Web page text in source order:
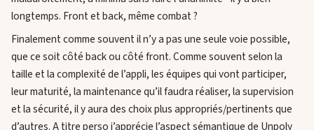
longtemps. Front et back, même combat ?
Finalement comme souvent il n’y a pas une seule voie possible,
que ce soit côté back ou côté front. Comme souvent selon la
taille et la complexité de l’appli, les équipes qui vont participer,
leur maturité, la maintenance qu’il faudra réaliser, la supervision
et la sécurité, il y aura des choix plus appropriés/pertinents que
d’autres. A titre perso j’apprécie l’aspect sémantique de Unpoly